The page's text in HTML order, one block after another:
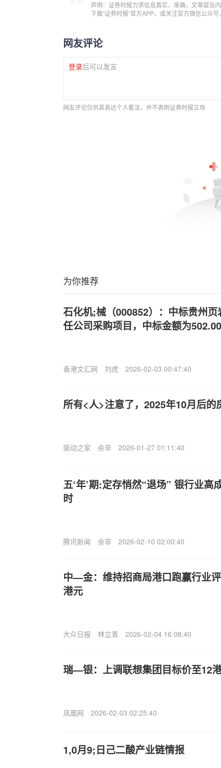
声明：证券时报力求信息真实、准确，文章提及
下载“证券时报”官方APP，或关注官方微信公众
网友评论
登录后可以发言
网友评论仅供其表达个人看法，并不表明证券时报立场
为你推荐
石化机;械（000852）：中标贵州
任公司采购项目，中标金额为
香港文汇网 刘虎 2026-02-03 00:47:40
所有<人>注意了，2025年10月后的
驱动之家 余非 2026-01-27 01:11:40
五‘年’期:定存悄然“退场” 银行业高
时
腾讯新闻 余非 2026-02-10 02:00:40
中—金：维持招商局港口跑赢行业
港元
大众日报 林立青 2026-02-04 16:08:40
瑞—银：上调联想集团目标价至12
凤凰网 2026-02-03 02:25:40
1,0月9;日己二酸产业链情报